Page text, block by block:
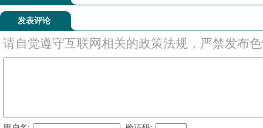
发表评论
请自觉遵守互联网相关的政策法规，严禁发布